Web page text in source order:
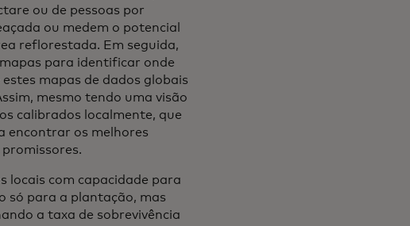
ou de pessoas por
ou medem o potencial
reflorestada. Em seguida,
para identificar onde
mapas de dados globais
mesmo tendo uma visão
calibrados localmente, que
encontrar os melhores
locais com capacidade para
só para a plantação, mas
a taxa de sobrevivência